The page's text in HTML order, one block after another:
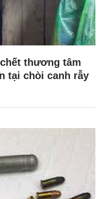
thương tâm
tại chòi canh rẫy